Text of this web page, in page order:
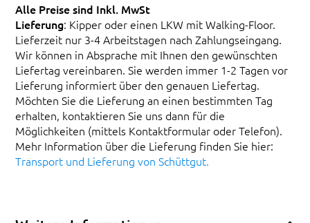
Alle Preise sind Inkl. MwSt
Lieferung: Kipper oder einen LKW mit Walking-Floor.
Lieferzeit nur 3-4 Arbeitstagen nach Zahlungseingang.
Wir können in Absprache mit Ihnen den gewünschten
Liefertag vereinbaren. Sie werden immer 1-2 Tagen vor
Lieferung informiert über den genauen Liefertag.
Möchten Sie die Lieferung an einen bestimmten Tag
erhalten, kontaktieren Sie uns dann für die
Möglichkeiten (mittels Kontaktformular oder Telefon).
Mehr Information über die Lieferung finden Sie hier:
Transport und Lieferung von Schüttgut.